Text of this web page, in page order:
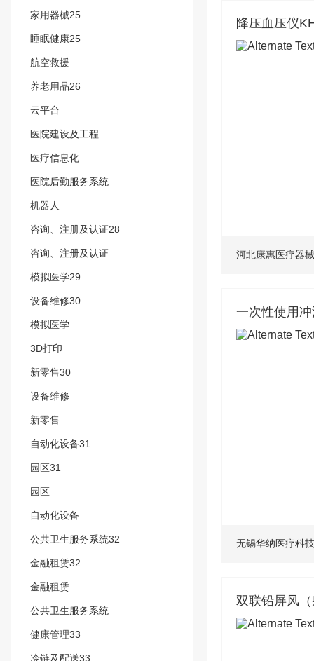
家用器械25
睡眠健康25
航空救援
养老用品26
云平台
医院建设及工程
医疗信息化
医院后勤服务系统
机器人
咨询、注册及认证28
咨询、注册及认证
模拟医学29
设备维修30
模拟医学
3D打印
新零售30
设备维修
新零售
自动化设备31
园区31
园区
自动化设备
公共卫生服务系统32
金融租赁32
金融租赁
公共卫生服务系统
健康管理33
冷链及配送33
降压血压仪
河北康惠医疗器
一次性使用
无锡华纳医疗科
双联铅屏风